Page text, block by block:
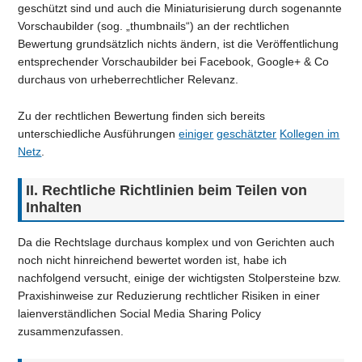
geschützt sind und auch die Miniaturisierung durch sogenannte
Vorschaubilder (sog. „thumbnails“) an der rechtlichen
Bewertung grundsätzlich nichts ändern, ist die Veröffentlichung
entsprechender Vorschaubilder bei Facebook, Google+ & Co
durchaus von urheberrechtlicher Relevanz.
Zu der rechtlichen Bewertung finden sich bereits
unterschiedliche Ausführungeneiniger geschätzter Kollegen im
Netz
II. Rechtliche Richtlinien beim Teilen von
Inhalten
Da die Rechtslage durchaus komplex und von Gerichten auch
noch nicht hinreichend bewertet worden ist, habe ich
nachfolgend versucht, einige der wichtigsten Stolpersteine bzw.
Praxishinweise zur Reduzierung rechtlicher Risiken in einer
laienverständlichen Social Media Sharing Policy
zusammenzufassen.